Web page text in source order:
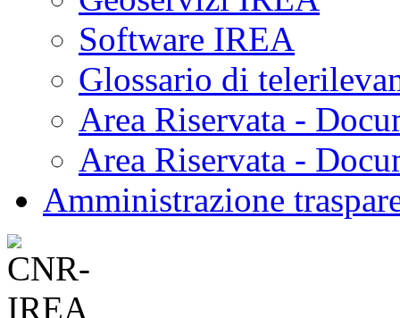
Software IREA
Glossario di
Area Riservata -
Area Riservata -
Amministrazione